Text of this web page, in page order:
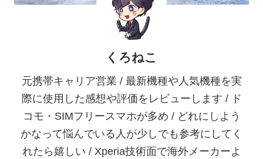
くろねこ
元携帯キャリア営業 / 最新機種や人気機種を実
際に使用した感想や評価をレビューします / ド
コモ・SIMフリースマホが多め / どれにしよう
かなって悩んでいる人が少しでも参考にしてく
れたら嬉しい / Xperia技術面で海外メーカーよ